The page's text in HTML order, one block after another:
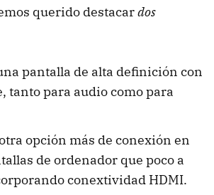
querido destacardos
pantalla de alta definición con
tanto para audio como para
opción más de conexión en
de ordenador que poco a
conextividad HDMI.